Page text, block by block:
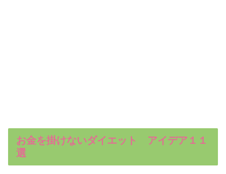
お金を掛けないダイエット アイデア１１
選